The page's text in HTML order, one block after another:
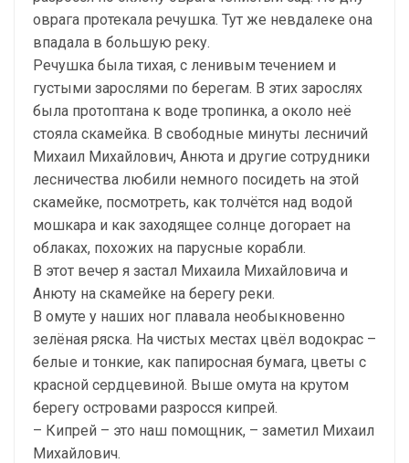
оврага протекала речушка. Тут же невдалеке она
впадала в большую реку.
Речушка была тихая, с ленивым течением и
густыми зарослями по берегам. В этих зарослях
была протоптана к воде тропинка, а около неё
стояла скамейка. В свободные минуты лесничий
Михаил Михайлович, Анюта и другие сотрудники
лесничества любили немного посидеть на этой
скамейке, посмотреть, как толчётся над водой
мошкара и как заходящее солнце догорает на
облаках, похожих на парусные корабли.
В этот вечер я застал Михаила Михайловича и
Анюту на скамейке на берегу реки.
В омуте у наших ног плавала необыкновенно
зелёная ряска. На чистых местах цвёл водокрас –
белые и тонкие, как папиросная бумага, цветы с
красной сердцевиной. Выше омута на крутом
берегу островами разросся кипрей.
– Кипрей – это наш помощник, – заметил Михаил
Михайлович.